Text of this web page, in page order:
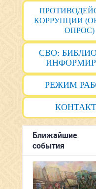
КОРРУПЦИИ
ОПРОС)
СВО:
РЕЖИМ